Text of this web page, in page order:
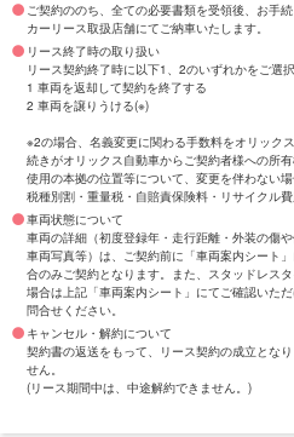
ご契約ののち、全ての必要書類を受領後、お手
カーリース取扱店舗にてご納車いたします。
リース終了時の取り扱い
リース契約終了時に以下1、2のいずれかをご選択
1 車両を返却して契約を終了する
2 車両を譲りうける(※)
※2の場合、名義変更に関わる手数料をオリック
続きがオリックス自動車からご契約者様への所
使用の本拠の位置等について、変更を伴わない
税種別割・重量税・自賠責保険料・リサイクル
車両状態について
車両の詳細（初度登録年・走行距離・外装の傷
車両写真等）は、ご契約前に「車両案内シート
合のみご契約となります。また、スタッドレス
場合は上記「車両案内シート」にてご確認いた
問合せください。
キャンセル・解約について
契約書の返送をもって、リース契約の成立とな
せん。
(リース期間中は、中途解約できません。)